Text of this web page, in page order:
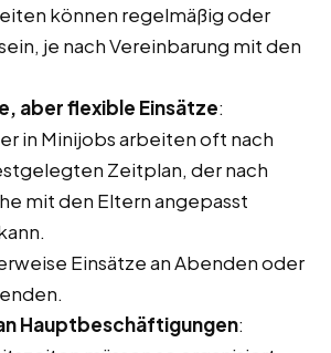
können regelmäßig oder
je nach Vereinbarung mit den
aber flexible Einsätze:
in Minijobs arbeiten oft nach
Zeitplan, der nach
mit den Eltern angepasst
Einsätze an Abenden oder
Hauptbeschäftigungen: